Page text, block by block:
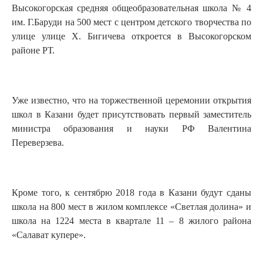
Высокогорская средняя общеобразовательная школа № 4
им. Г.Баруди на 500 мест с центром детского творчества по
улице улице Х. Бигичева откроется в Высокогорском
районе РТ.
Уже известно, что на торжественной церемонии открытия
школ в Казани будет присутствовать первый заместитель
министра образования и науки РФ Валентина
Переверзева.
Кроме того, к сентябрю 2018 года в Казани будут сданы
школа на 800 мест в жилом комплексе «Светлая долина» и
школа на 1224 места в квартале 11 – 8 жилого района
«Салават купере».